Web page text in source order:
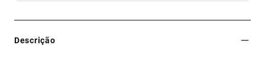
Descrição